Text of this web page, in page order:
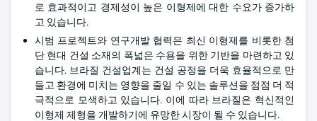
로 효과적이고 경제성이 높은 이형제에 대한 수요가 증가하
고 있습니다.
시범 프로젝트와 연구개발 협력은 최신 이형제를 비롯한 첨
단 현대 건설 소재의 폭넓은 수용을 위한 기반을 마련하고 있
습니다. 브라질 건설업계는 건설 공정을 더욱 효율적으로 만
들고 환경에 미치는 영향을 줄일 수 있는 솔루션을 점점 더 적
극적으로 모색하고 있습니다. 이에 따라 브라질은 혁신적인
이형제 제형을 개발하기에 유망한 시장이 될 수 있습니다.